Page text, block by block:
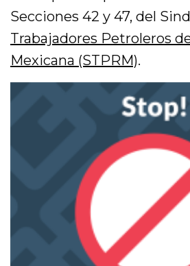
Secciones 42 y 47, del
Trabajadores Petroleros
Mexicana (STPRM).